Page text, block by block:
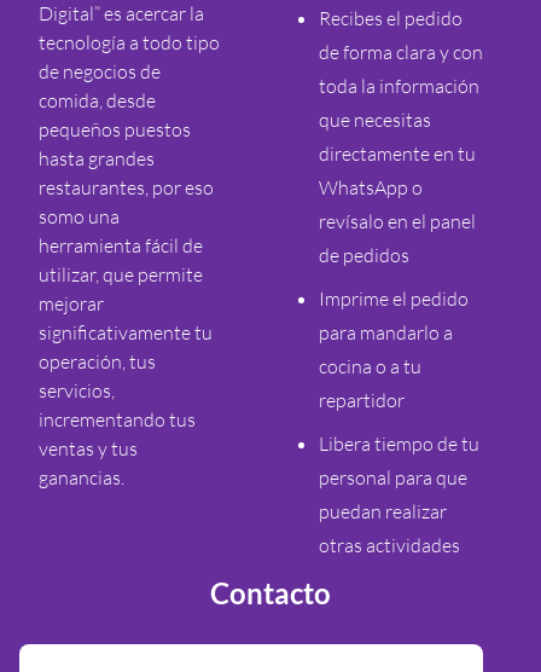
Digital” es acercar la
tecnología a todo tipo
de negocios de
comida, desde
pequeños puestos
hasta grandes
restaurantes, por eso
somo una
herramienta fácil de
utilizar, que permite
mejorar
significativamente tu
operación, tus
servicios,
incrementando tus
ventas y tus
ganancias.
Recibes el pedido
de forma clara y con
toda la información
que necesitas
directamente en tu
WhatsApp o
revísalo en el panel
de pedidos
Imprime el pedido
para mandarlo a
cocina o a tu
repartidor
Libera tiempo de tu
personal para que
puedan realizar
otras actividades
Contacto